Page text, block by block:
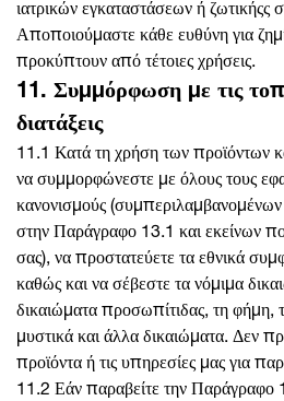
ιατρικών εγκαταστάσεων ή
Αποποιούμαστε κάθε ευθύνη για
προκύπτουν από τέτοιες χρήσεις.
11. Συμμόρφωση με τις
διατάξεις
11.1 Κατά τη χρήση των προϊόντων
να συμμορφώνεστε με όλους τους
κανονισμούς (συμπεριλαμβανομένων
στην Παράγραφο 13.1 και εκείνων
σας), να προστατεύετε τα εθνικά
καθώς και να σέβεστε τα νόμιμα
δικαιώματα προσωπίτιδας, τη φήμη,
μυστικά και άλλα δικαιώματα. Δεν
προϊόντα ή τις υπηρεσίες μας για
11.2 Εάν παραβείτε την Παράγραφο